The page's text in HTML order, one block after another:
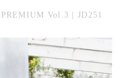
ありがとう」を伝えるギフ
Vol.3 | JD251